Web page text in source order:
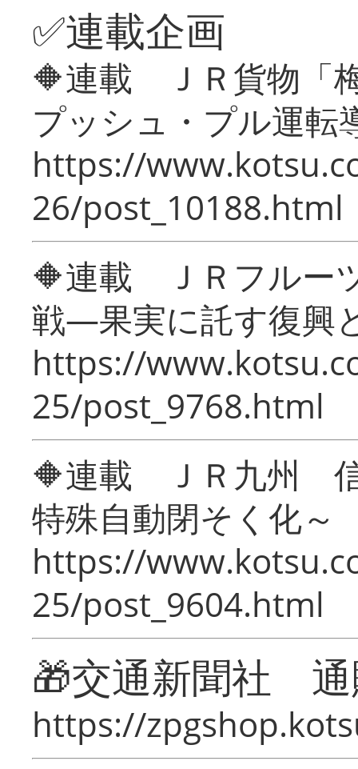
✅連載企画
🔶連載 ＪＲ貨物「
プッシュ・プル運転
https://
26/post_10188.html
🔶連載 ＪＲフルー
戦―果実に託す復興
https://
25/post_9768.html
🔶連載 ＪＲ九州 信
特殊自動閉そく化～
https://
25/post_9604.html
🎁交通新聞社
https://